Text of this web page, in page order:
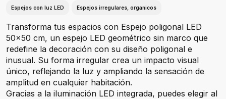
Espejos con luz LED Espejos irregulares, organicos
Transforma tus espacios con Espejo poligonal LED
50x50 cm, un espejo LED geométrico sin marco que
redefine la decoración con su diseño poligonal e
inusual. Su forma irregular crea un impacto visual
único, reflejando la luz y ampliando la sensación de
amplitud en cualquier habitación.
Gracias a la iluminación LED integrada, puedes elegir al